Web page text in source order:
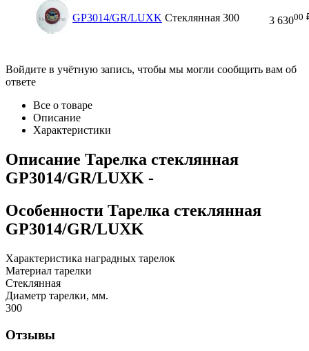
GP3014/GR/LUXK Стеклянная 300 3 63000
Войдите в учётную запись, чтобы мы могли сообщить вам об
ответе
Все о товаре
Описание
Характеристики
Описание Тарелка стеклянная
GP3014/GR/LUXK -
Особенности Тарелка стеклянная
GP3014/GR/LUXK
Характеристика наградных тарелок
Материал тарелки
Стеклянная
Диаметр тарелки, мм.
300
Отзывы